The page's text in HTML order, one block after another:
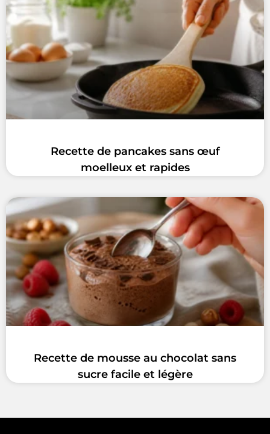
Recette de pancakes sans œuf
moelleux et rapides
Recette de mousse au chocolat sans
sucre facile et légère